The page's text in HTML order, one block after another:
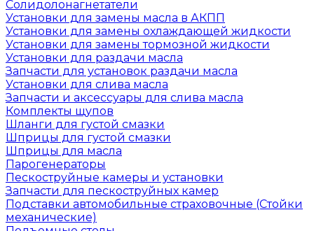
Солидолонагнетатели
Установки для замены масла в АКПП
Установки для замены охлаждающей жидкости
Установки для замены тормозной жидкости
Установки для раздачи масла
Запчасти для установок раздачи масла
Установки для слива масла
Запчасти и аксессуары для слива масла
Комплекты щупов
Шланги для густой смазки
Шприцы для густой смазки
Шприцы для масла
Парогенераторы
Пескоструйные камеры и установки
Запчасти для пескоструйных камер
Подставки автомобильные страховочные (Стойки
механические)